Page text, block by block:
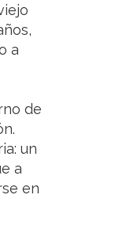
a
de
un
a
en